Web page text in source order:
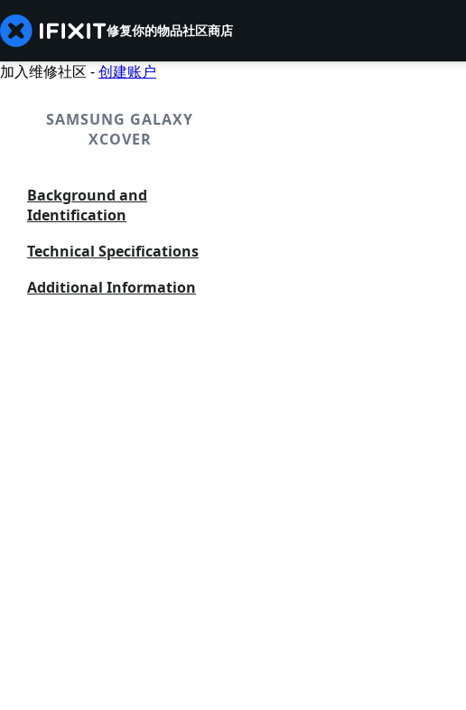
修复你的物品社区商店
加入维修社区 -创建账户
SAMSUNG GALAXY
XCOVER
Background and
Identification
Technical Specifications
Additional Information